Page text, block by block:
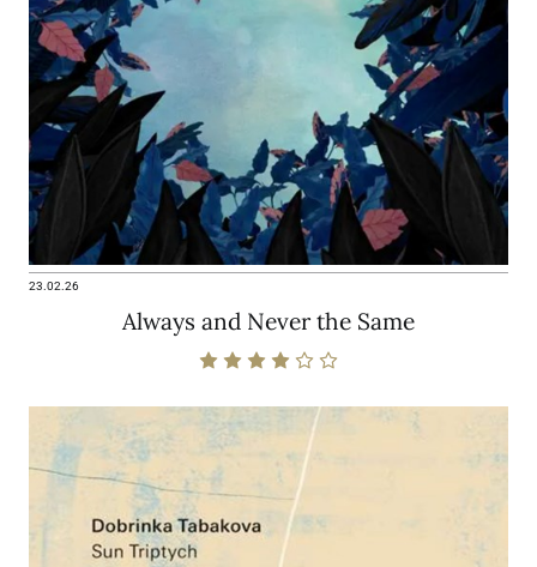
23.02.26
Always and Never the Same